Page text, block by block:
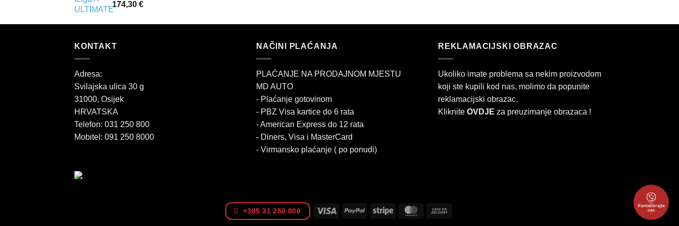
174,30 €
KONTAKT
Adresa:
Svilajska ulica 30 g
31000, Osijek
HRVATSKA
Telefon: 031 250 800
Mobitel: 091 250 8000
NAČINI PLAĆANJA
PLAĆANJE NA PRODAJNOM MJESTU
MD AUTO
- Plaćanje gotovinom
- PBZ Visa kartice do 6 rata
- American Express do 12 rata
- Diners, Visa i MasterCard
- Virmansko plaćanje ( po ponudi)
REKLAMACIJSKI OBRAZAC
Ukoliko imate problema sa nekim proizvodom
koji ste kupili kod nas, molimo da popunite
reklamacijski obrazac.
Kliknite OVDJE za preuzimanje obrazaca !
+385 31 250 800 Visa PayPal Stripe MasterCard
Kontaktirajte
nas